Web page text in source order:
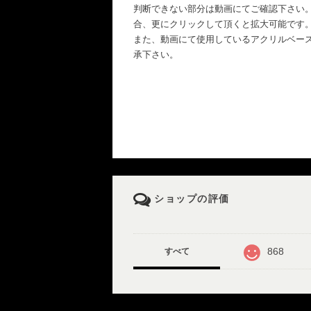
判断できない部分は動画にてご確認下さい
合、更にクリックして頂くと拡大可能です
また、動画にて使用しているアクリルベー
承下さい。
ショップの評価
すべて 868